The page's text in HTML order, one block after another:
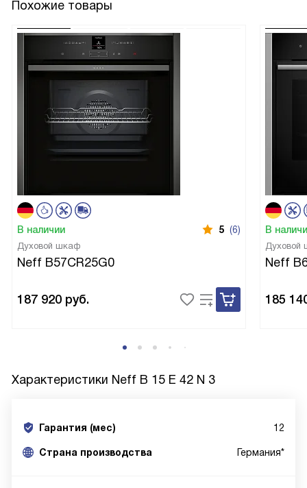
Похожие товары
В наличии 5 (6)
Духовой шкаф
Neff B57CR25G0
187 920 руб.
В
Духовой
Neff
185
Характеристики Neff B 15 E 42 N 3
Гарантия (мес) 12
Страна производства Германия*